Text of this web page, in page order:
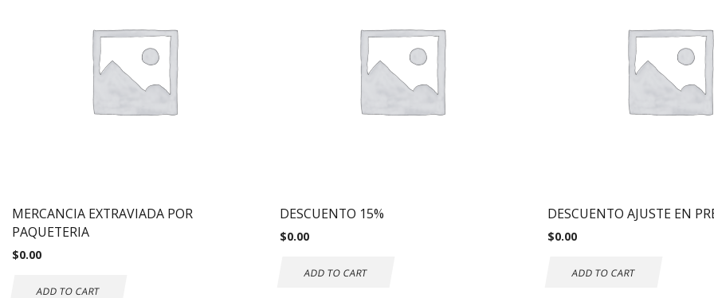
MERCANCIA EXTRAVIADA POR
PAQUETERIA
$0.00
ADD TO CART
DESCUENTO 15%
$0.00
ADD TO CART
DESCUENTO AJUSTE EN
$0.00
ADD TO CART